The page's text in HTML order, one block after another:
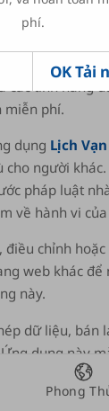
của chúng tôi.
Truy cập
các tính năng
miễn phí.
dụng Lịch
cho người
pháp luật
về hành vi
chỉnh
web khác để
này.
dữ liệu, bán
dụng này
của chúng tôi.
Phong
phí.
OK Tải